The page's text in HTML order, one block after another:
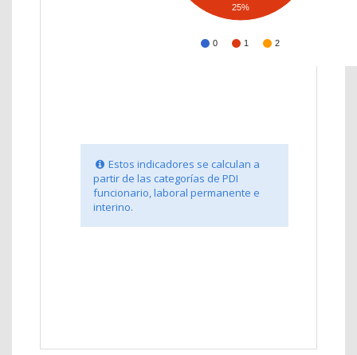
0 1 2
25%
Estos indicadores se calculan a
partir de las categorías de PDI
funcionario, laboral permanente e
interino.